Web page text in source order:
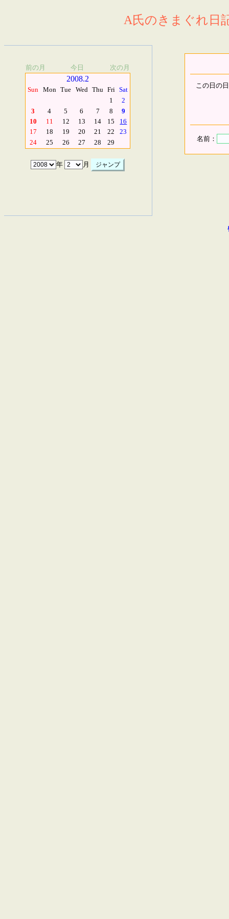
A氏のきまぐれ日
前の月 今日 次の月
2008.2
Sun Mon Tue Wed Thu Fri Sat
1
2
3
4 5 6 7 8
9
10
11 12 13 14 15
16
17
18 19 20 21 22
23
24
25 26 27 28 29
年 月
この日の
名前：